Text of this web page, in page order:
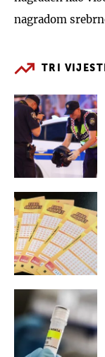
nagradom
TRI